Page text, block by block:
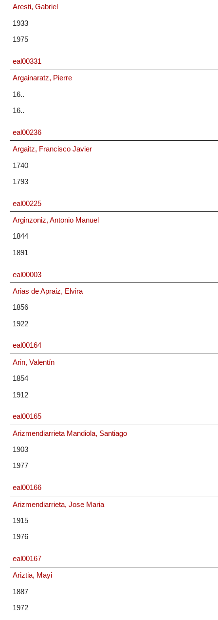
Aresti, Gabriel
1933
1975
eal00331
Argainaratz, Pierre
16..
16..
eal00236
Argaitz, Francisco Javier
1740
1793
eal00225
Arginzoniz, Antonio Manuel
1844
1891
eal00003
Arias de Apraiz, Elvira
1856
1922
eal00164
Arin, Valentín
1854
1912
eal00165
Arizmendiarrieta Mandiola, Santiago
1903
1977
eal00166
Arizmendiarrieta, Jose Maria
1915
1976
eal00167
Ariztia, Mayi
1887
1972